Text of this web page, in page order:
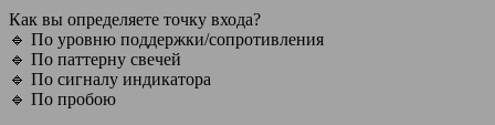
Как вы определяете точку входа?
🔹 По уровню поддержки/сопротивления
🔹 По паттерну свечей
🔹 По сигналу индикатора
🔹 По пробою